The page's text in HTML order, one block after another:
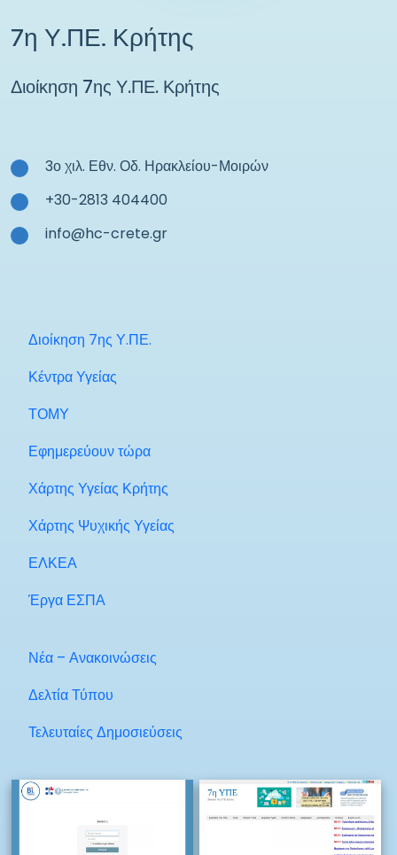
7η Υ.ΠΕ. Κρήτης
Διοίκηση 7ης Υ.ΠΕ. Κρήτης
3ο χιλ. Εθν. Οδ. Ηρακλείου-Μοιρών
+30-2813 404400
info@hc-crete.gr
Διοίκηση 7ης Υ.ΠΕ.
Κέντρα Υγείας
ΤΟΜΥ
Εφημερεύουν τώρα
Χάρτης Υγείας Κρήτης
Χάρτης Ψυχικής Υγείας
ΕΛΚΕΑ
Έργα ΕΣΠΑ
Νέα – Ανακοινώσεις
Δελτία Τύπου
Τελευταίες Δημοσιεύσεις